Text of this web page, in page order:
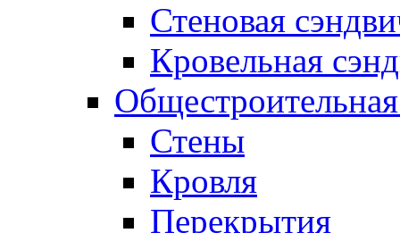
Стеновая
Кровельная
Стены
Кровля
Перекрытия